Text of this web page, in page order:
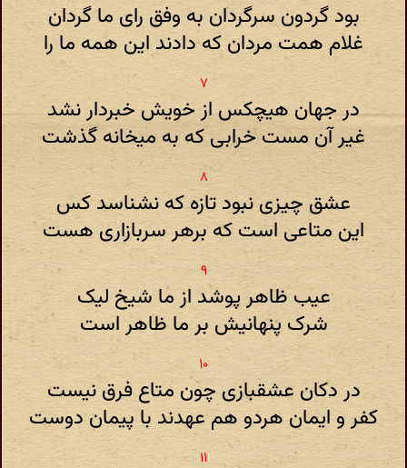
بود گردون سرگردان به وفق رای ما گردان
غلام همت مردان که دادند این همه ما را
در جهان هیچکس از خویش خبردار نشد
غیر آن مست خرابی که به میخانه گذشت
عشق چیزی نبود تازه که نشناسد کس
این متاعی است که برهر سربازاری هست
عیب ظاهر پوشد از ما شیخ لیک
شرک پنهانیش بر ما ظاهر است
در دکان عشقبازی چون متاع فرق نیست
کفر و ایمان هردو هم عهدند با پیمان دوست